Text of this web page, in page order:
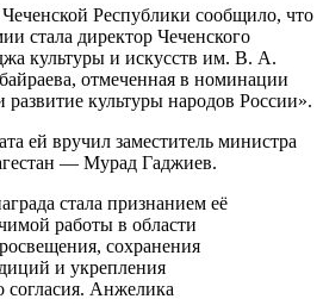
Республики сообщило, что
стала директор Чеченского
культуры и искусств им. В. А.
отмеченная в номинации
развитие культуры народов России».
ей вручил заместитель министра
— Мурад Гаджиев.
стала признанием её
работы в области
сохранения
и укрепления
согласия. Анжелика